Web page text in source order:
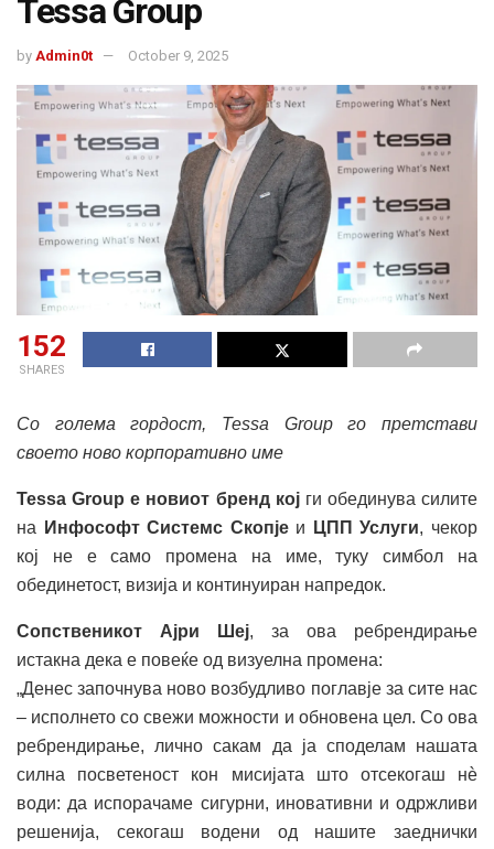
Tessa Group
by Admin0t October 9, 2025
152
SHARES
Со голема гордост, Tessa Group го претстави
своето ново корпоративно име
Tessa Group е новиот бренд којги обединува силите
на
Инфософт Системс Скопје и ЦПП Услуги, чекор
кој не е само промена на име, туку симбол на
обединетост, визија и континуиран напредок.
Сопственикот Ајри Шеј, за ова ребрендирање
истакна дека е повеќе од визуелна промена:
„Денес започнува ново возбудливо поглавје за сите нас
– исполнето со свежи можности и обновена цел. Со ова
ребрендирање, лично сакам да ја споделам нашата
силна посветеност кон мисијата што отсекогаш нѐ
води: да испорачаме сигурни, иновативни и одржливи
решенија, секогаш водени од нашите заеднички